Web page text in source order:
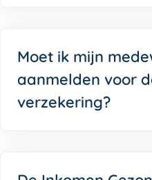
Moet ik mijn
aanmelden voor
verzekering?